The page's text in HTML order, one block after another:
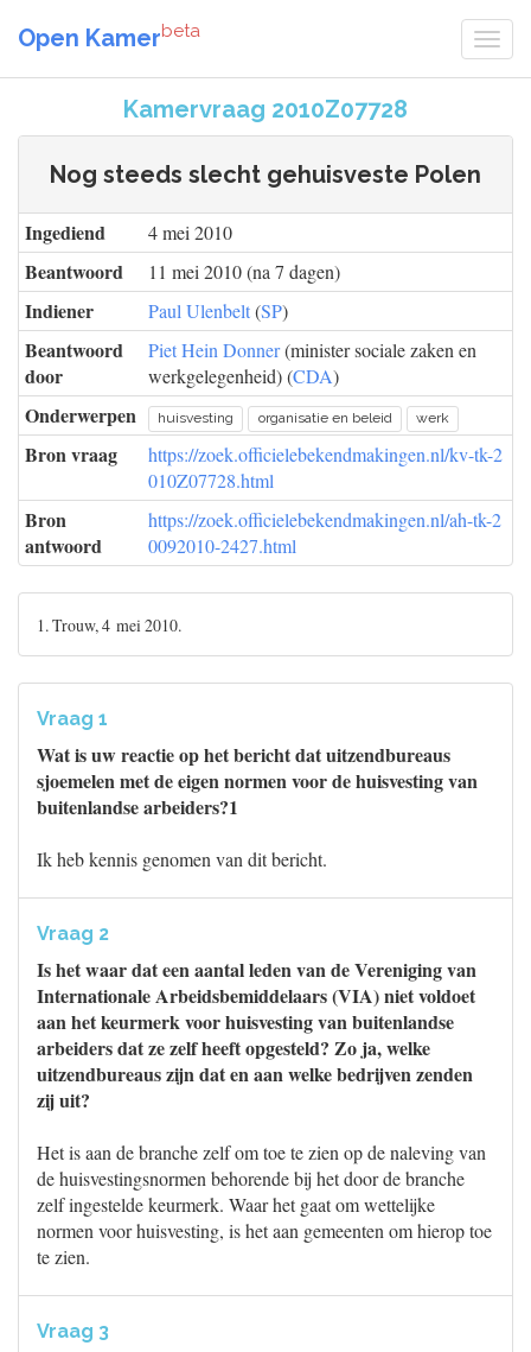
Open Kamerbeta
Kamervraag 2010Z07728
Nog steeds slecht gehuisveste Polen
Ingediend 4 mei 2010
Beantwoord 11 mei 2010 (na 7 dagen)
Indiener Paul Ulenbelt(SP)
Beantwoord
door
Piet Hein Donner(minister sociale zaken en
werkgelegenheid) (CDA)
Onderwerpen huisvesting organisatie en beleid werk
Bron vraag
https://zoek.officielebekendmakingen.nl/kv-tk-2
010Z07728.html
Bron
antwoord
https://zoek.officielebekendmakingen.nl/ah-tk-2
0092010-2427.html
1. Trouw, 4 mei 2010.
Vraag 1
Wat is uw reactie op het bericht dat uitzendbureaus
sjoemelen met de eigen normen voor de huisvesting van
buitenlandse arbeiders?1
Ik heb kennis genomen van dit bericht.
Vraag 2
Is het waar dat een aantal leden van de Vereniging van
Internationale Arbeidsbemiddelaars (VIA) niet voldoet
aan het keurmerk voor huisvesting van buitenlandse
arbeiders dat ze zelf heeft opgesteld? Zo ja, welke
uitzendbureaus zijn dat en aan welke bedrijven zenden
zij uit?
Het is aan de branche zelf om toe te zien op de naleving van
de huisvestingsnormen behorende bij het door de branche
zelf ingestelde keurmerk. Waar het gaat om wettelijke
normen voor huisvesting, is het aan gemeenten om hierop toe
te zien.
Vraag 3